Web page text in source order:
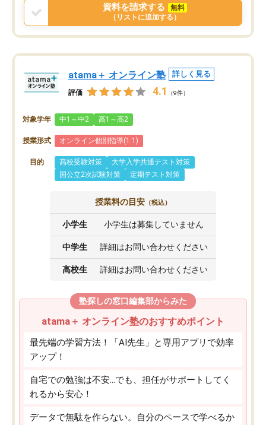
資料を請求する
無料
（リストに追加する）
atama＋ オンライン塾 詳しく見る
評価 4.1 （9件）
対象学年 中1～中2 高1～高2
授業形式 オンライン個別指導(1:1)
目的 高校受験対策
大学入学共通テスト対策
国公立2次試験対策
定期テスト対策
授業料の目安 （税込）
小学生 小学生は募集していません
中学生 詳細はお問い合わせください
高校生 詳細はお問い合わせください
塾探しの窓口編集部からみた
atama＋ オンライン塾のおすすめポイント
最先端の学習方法！「AI先生」と専用アプリで効率
アップ！
自宅での勉強は不安…でも、担任がサポートしてく
れるから安心！
データで無駄を作らない。自分のペースで学べるか